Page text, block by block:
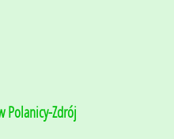
Polanicy-Zdrój